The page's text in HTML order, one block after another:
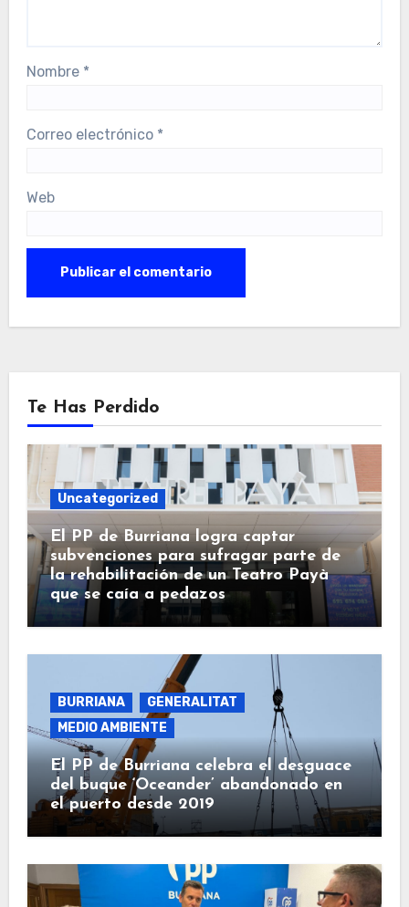
Nombre *
Correo electrónico *
Web
Te Has Perdido
Uncategorized
El PP de Burriana logra captar
subvenciones para sufragar parte de
la rehabilitación de un Teatro Payà
que se caía a pedazos
BURRIANA
GENERALITAT
MEDIO AMBIENTE
El PP de Burriana celebra el desguace
del buque ‘Oceander’ abandonado en
el puerto desde 2019